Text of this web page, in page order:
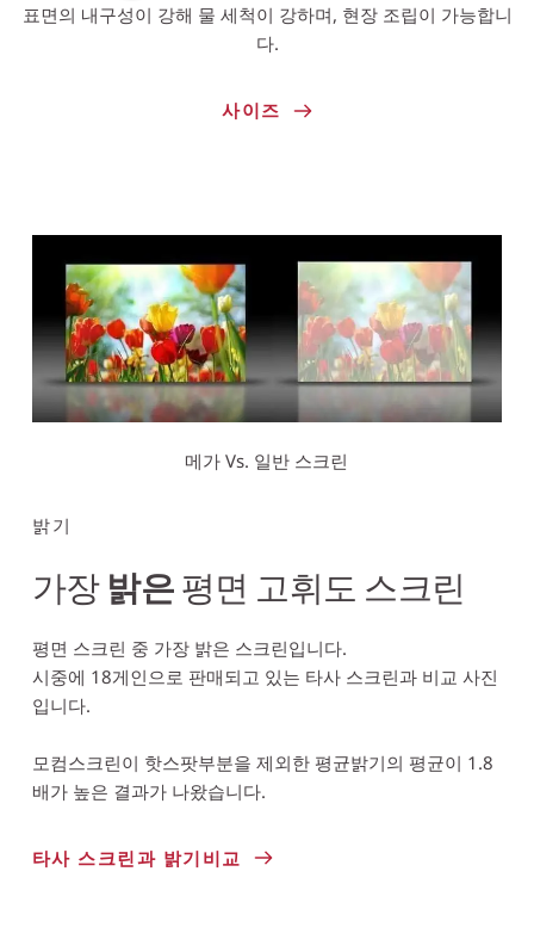
표면의 내구성이 강해 물 세척이 강하며, 현장 조립이 가능합니
다.
사이즈
메가 Vs. 일반 스크린
밝기
가장 밝은 평면 고휘도 스크린
평면 스크린 중 가장 밝은 스크린입니다.
시중에 18게인으로 판매되고 있는 타사 스크린과 비교 사진
입니다.
모컴스크린이 핫스팟부분을 제외한 평균밝기의 평균이 1.8
배가 높은 결과가 나왔습니다.
타사 스크린과 밝기비교